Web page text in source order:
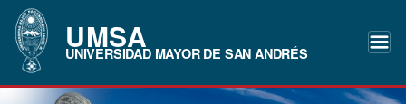
UMSA
UNIVERSIDAD MAYOR DE SAN ANDRÉS